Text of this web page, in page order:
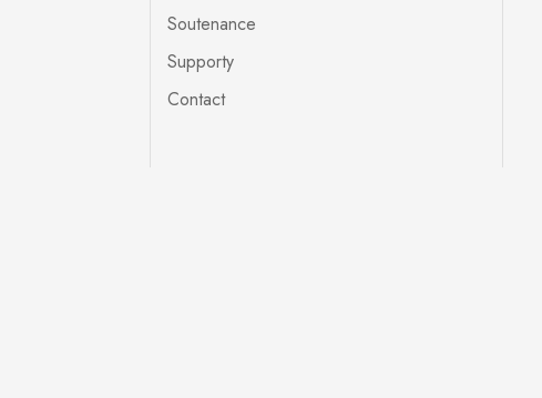
Soutenance
Supporty
Contact